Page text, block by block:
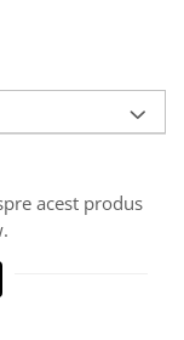
acest produs